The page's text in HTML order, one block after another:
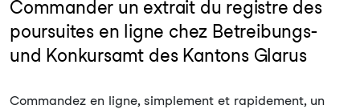
Commander un extrait du registre des
poursuites en ligne chez Betreibungs-
und Konkursamt des Kantons Glarus
Commandez en ligne, simplement et rapidement, un